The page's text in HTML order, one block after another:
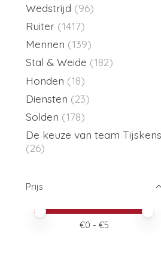
Wedstrijd (96)
Ruiter (1417)
Mennen (139)
Stal & Weide (182)
Honden (18)
Diensten (23)
Solden (178)
De keuze van team Tijskens
(26)
Prijs
Minimale prijswaarde
Price maximum value
€0 - €5